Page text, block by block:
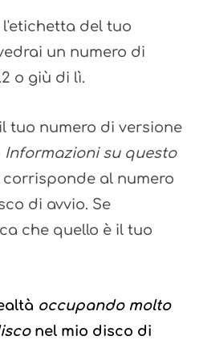
l'etichetta del tuo
un numero di
o giù di lì.
tuo numero di versione
Informazioni su questo
corrisponde al numero
di avvio. Se
che quello è il tuo
occupando molto
nel mio disco di